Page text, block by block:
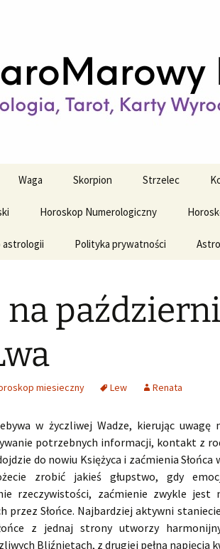
Waga Skorpion Strzelec
Horoskop Numerologiczny
astrologii Polityka prywatności
miesieczny Lew Renata
w życzliwej Wadze, kierując uwagę
potrzebnych informacji, kontakt z
do nowiu Księżyca i zaćmienia Słońca
zrobić jakieś głupstwo, gdy
rzeczywistości, zaćmienie zwykle jest
przez Słońce. Najbardziej aktywni
z jednaj strony utworzy
Bliźniętach, z drugiej pełną napięcia